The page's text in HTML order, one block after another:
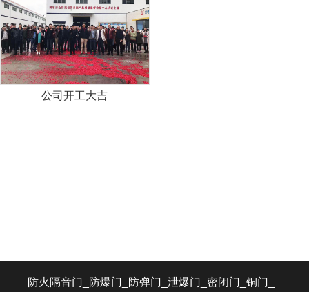
公司开工大吉
防火隔音门_防爆门_防弹门_泄爆门_密闭门_铜门_